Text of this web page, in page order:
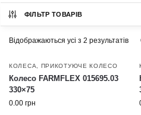
ФІЛЬТР ТОВАРІВ
Відображаються усі з 2 результатів
КОЛЕСА ПРИКОТУЮЧЕ КОЛЕСО
Колесо FARMFLEX 015695.03
330×75
0.00 грн